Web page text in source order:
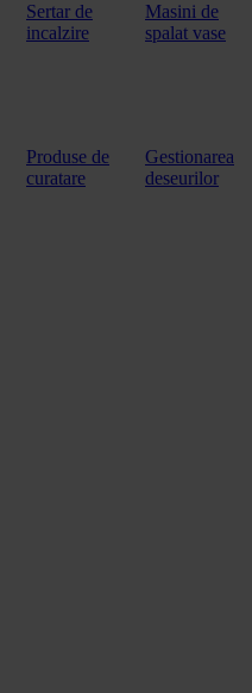
Sertar de
incalzire
Masini de
spalat vase
Produse de
curatare
Gestionarea
deseurilor